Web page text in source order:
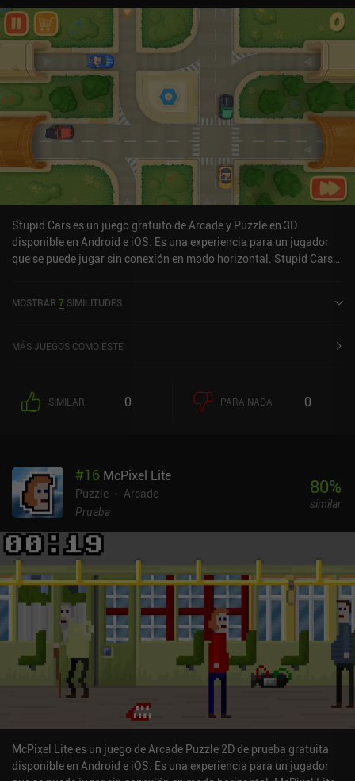
Stupid Cars es un juego gratuito de Arcade y Puzzle en 3D
disponible en Android e iOS. Es una experiencia para un jugador
que se puede jugar sin conexión en modo horizontal. Stupid Cars
MOSTRAR 7 SIMILITUDES
MÁS JUEGOS COMO ESTE
SIMILAR 0 PARA NADA 0
#16 McPixel Lite
Puzzle
Arcade
Prueba
80%
similar
McPixel Lite es un juego de Arcade Puzzle 2D de prueba gratuita
disponible en Android e iOS. Es una experiencia para un jugador